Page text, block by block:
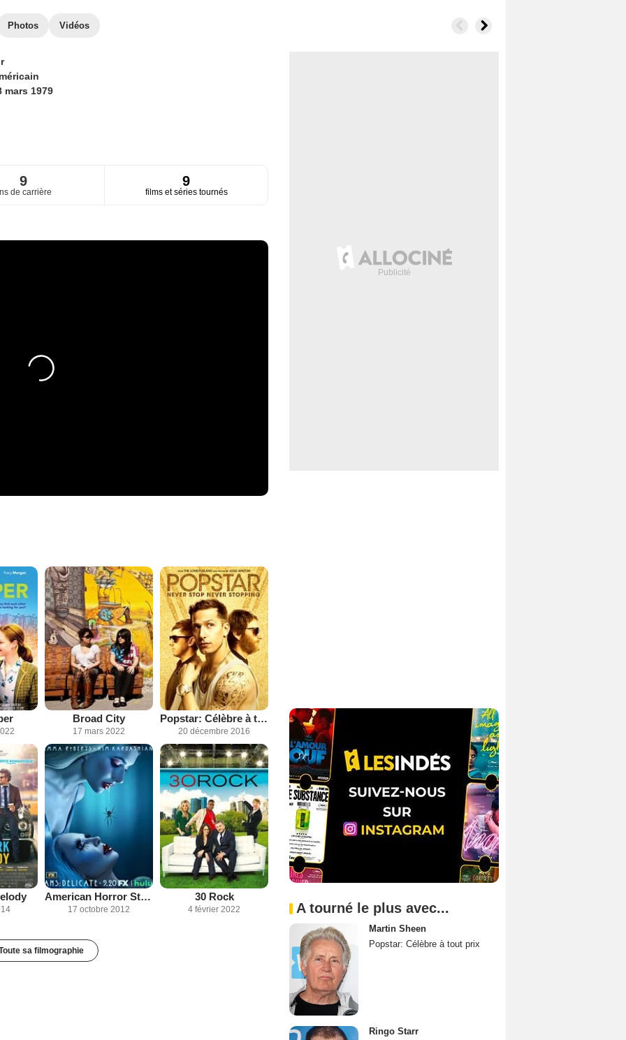
Photos Vidéos
mars 1979
9
de carrière
9
films et séries tournés
Broad City
17 mars 2022
Popstar: Célèbre à tout prix
20 décembre 2016
American Horror Story
17 octobre 2012
30 Rock
4 février 2022
sa filmographie
A tourné le plus avec...
Martin Sheen
Popstar: Célèbre à tout prix
Ringo Starr